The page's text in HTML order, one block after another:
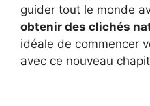
guider tout le monde
obtenir des clichés
idéale de commencer
avec ce nouveau